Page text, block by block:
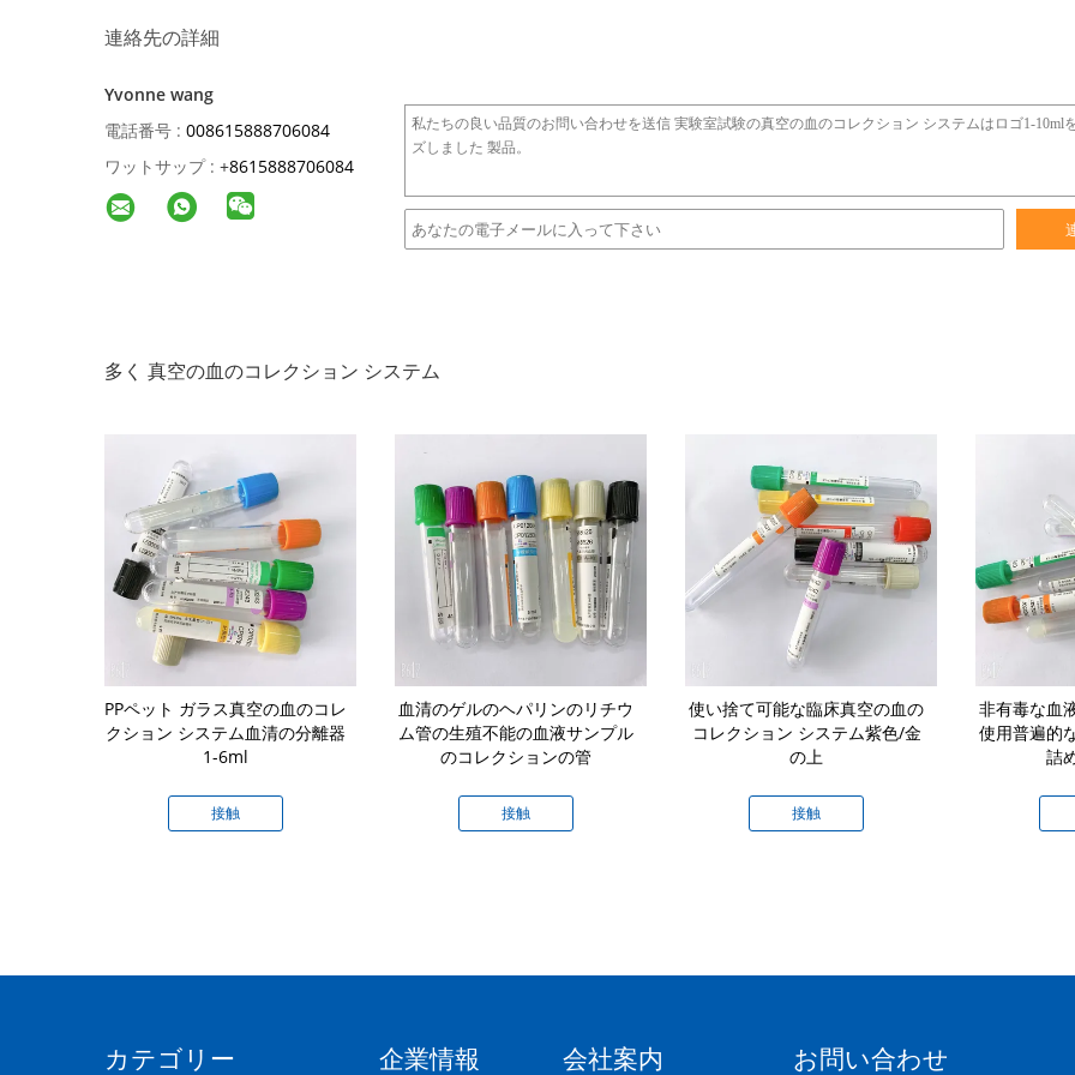
連絡先の詳細
Yvonne wang
電話番号 : 008615888706084
ワットサップ : +8615888706084
多く 真空の血のコレクション システム
PPペット ガラス真空の血のコレ
クション システム血清の分離器
1-6ml
接触
血清のゲルのヘパリンのリチウ
ム管の生殖不能の血液サンプル
のコレクションの管
接触
使い捨て可能な臨床真空の血の
コレクション システム紫色/金
の上
接触
非有毒な血
使用普遍的
詰
カテゴリー 企業情報 会社案内 お問い合わせ